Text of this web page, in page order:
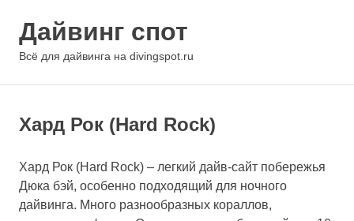
содержимому
Дайвинг спот
Всё для дайвинга на divingspot.ru
Хард Рок (Hard Rock)
Хард Рок (Hard Rock) – легкий дайв-сайт побережья
Дюка бэй, особенно подходящий для ночного
дайвинга. Много разнообразных кораллов,